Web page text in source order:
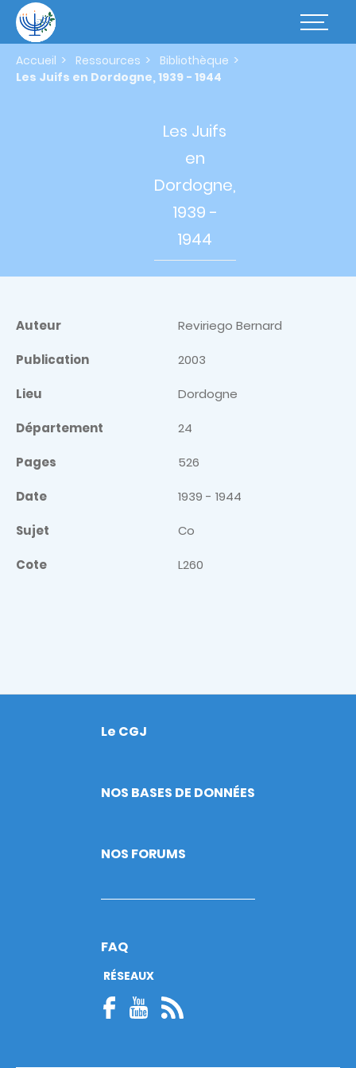
contenu
principal
Basculer
Accueil Ressources
Bibliothèque
Les Juifs en Dordogne, 1939 - 1944
Les Juifs
en
Dordogne,
1939 -
1944
Auteur Reviriego Bernard
Publication 2003
Lieu Dordogne
Département 24
Pages 526
Date 1939 - 1944
Sujet Co
Cote L260
Footer
Le CGJ
NOS BASES DE DONNÉES
NOS FORUMS
FAQ
RÉSEAUX